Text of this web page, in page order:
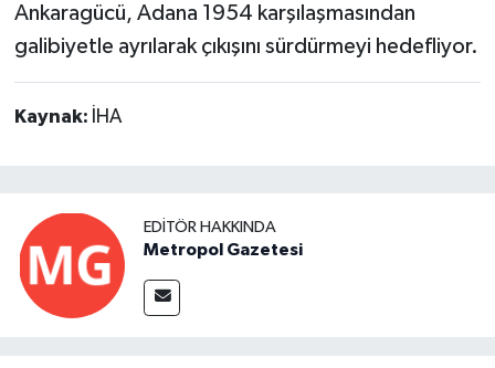
Ankaragücü, Adana 1954 karşılaşmasından
galibiyetle ayrılarak çıkışını sürdürmeyi hedefliyor.
Kaynak: İHA
EDITÖR HAKKINDA
Metropol Gazetesi